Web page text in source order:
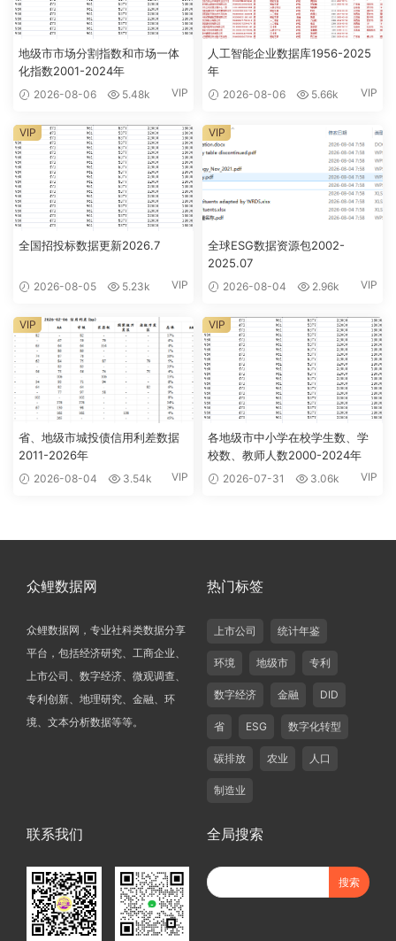
地级市市场分割指数和市场一体
化指数2001-2024年
2026-08-06 5.48k VIP
人工智能企业数据库1956-2025
年
2026-08-06 5.66k VIP
全国招投标数据更新2026.7
2026-08-05 5.23k VIP
VIP
全球ESG数据资源包2002-
2025.07
2026-08-04 2.96k VIP
VIP
省、地级市城投债信用利差数据
2011-2026年
2026-08-04 3.54k VIP
VIP
各地级市中小学在校学生数、学
校数、教师人数2000-2024年
2026-07-31 3.06k VIP
VIP
众鲤数据网
众鲤数据网，专业社科类数据分享
平台，包括经济研究、工商企业、
上市公司、数字经济、微观调查、
专利创新、地理研究、金融、环
境、文本分析数据等等。
热门标签
上市公司 统计年鉴
环境 地级市 专利
数字经济 金融 DID
省 ESG 数字化转型
碳排放 农业 人口
制造业
联系我们 全局搜索